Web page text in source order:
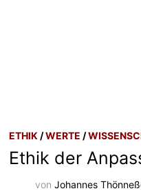
ETHIK /WERTE /
Ethik der
vonJohannes